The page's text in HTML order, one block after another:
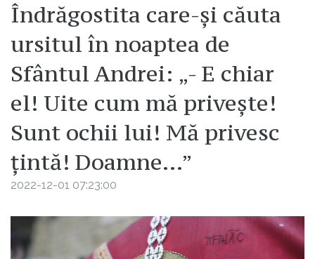
Îndrăgostita care-și căuta
ursitul în noaptea de
Sfântul Andrei: „- E chiar
el! Uite cum mă privește!
Sunt ochii lui! Mă privesc
țintă! Doamne…”
2022-12-01 07:23:00